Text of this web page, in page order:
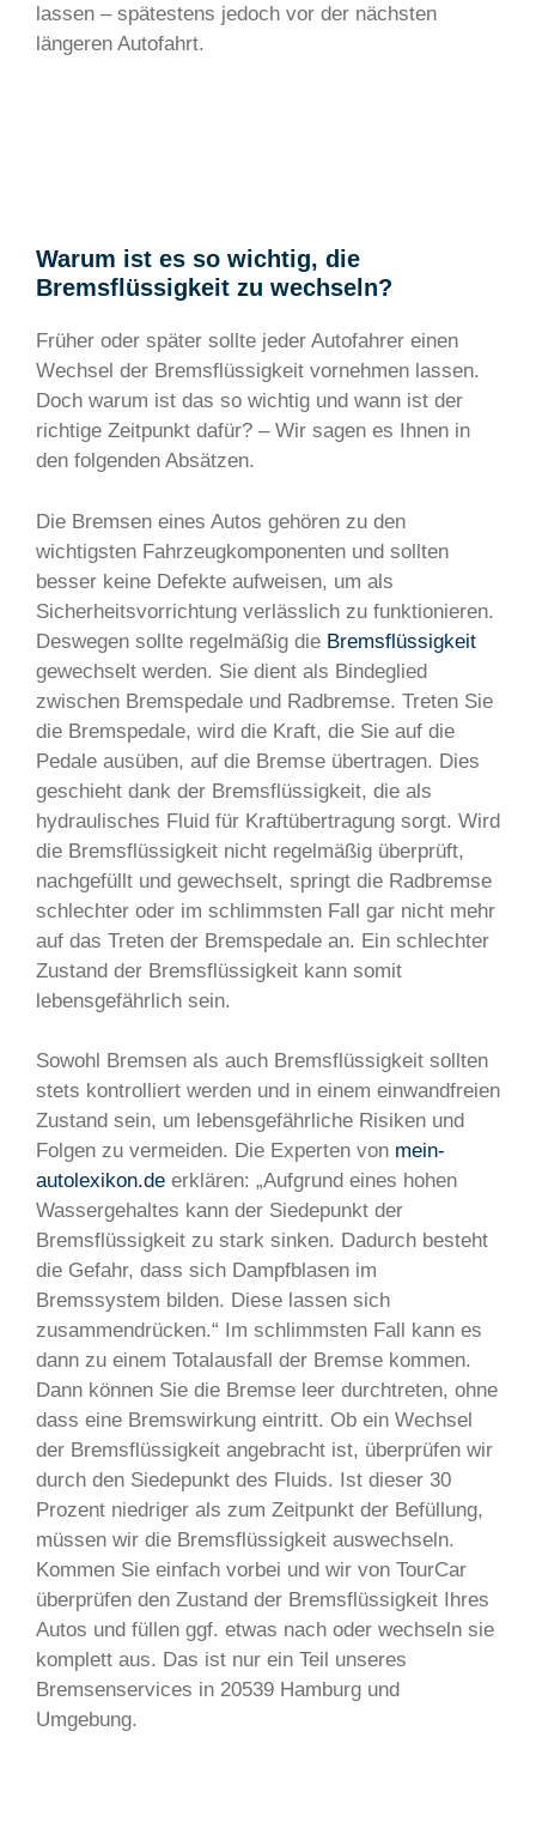
lassen – spätestens jedoch vor der nächsten
längeren Autofahrt.
Warum ist es so wichtig, die
Bremsflüssigkeit zu wechseln?
Früher oder später sollte jeder Autofahrer einen
Wechsel der Bremsflüssigkeit vornehmen lassen.
Doch warum ist das so wichtig und wann ist der
richtige Zeitpunkt dafür? – Wir sagen es Ihnen in
den folgenden Absätzen.
Die Bremsen eines Autos gehören zu den
wichtigsten Fahrzeugkomponenten und sollten
besser keine Defekte aufweisen, um als
Sicherheitsvorrichtung verlässlich zu funktionieren.
Deswegen sollte regelmäßig die Bremsflüssigkeit
gewechselt werden. Sie dient als Bindeglied
zwischen Bremspedale und Radbremse. Treten Sie
die Bremspedale, wird die Kraft, die Sie auf die
Pedale ausüben, auf die Bremse übertragen. Dies
geschieht dank der Bremsflüssigkeit, die als
hydraulisches Fluid für Kraftübertragung sorgt. Wird
die Bremsflüssigkeit nicht regelmäßig überprüft,
nachgefüllt und gewechselt, springt die Radbremse
schlechter oder im schlimmsten Fall gar nicht mehr
auf das Treten der Bremspedale an. Ein schlechter
Zustand der Bremsflüssigkeit kann somit
lebensgefährlich sein.
Sowohl Bremsen als auch Bremsflüssigkeit sollten
stets kontrolliert werden und in einem einwandfreien
Zustand sein, um lebensgefährliche Risiken und
Folgen zu vermeiden. Die Experten von mein-
autolexikon.de erklären: „Aufgrund eines hohen
Wassergehaltes kann der Siedepunkt der
Bremsflüssigkeit zu stark sinken. Dadurch besteht
die Gefahr, dass sich Dampfblasen im
Bremssystem bilden. Diese lassen sich
zusammendrücken.“ Im schlimmsten Fall kann es
dann zu einem Totalausfall der Bremse kommen.
Dann können Sie die Bremse leer durchtreten, ohne
dass eine Bremswirkung eintritt. Ob ein Wechsel
der Bremsflüssigkeit angebracht ist, überprüfen wir
durch den Siedepunkt des Fluids. Ist dieser 30
Prozent niedriger als zum Zeitpunkt der Befüllung,
müssen wir die Bremsflüssigkeit auswechseln.
Kommen Sie einfach vorbei und wir von TourCar
überprüfen den Zustand der Bremsflüssigkeit Ihres
Autos und füllen ggf. etwas nach oder wechseln sie
komplett aus. Das ist nur ein Teil unseres
Bremsenservices in 20539 Hamburg und
Umgebung.